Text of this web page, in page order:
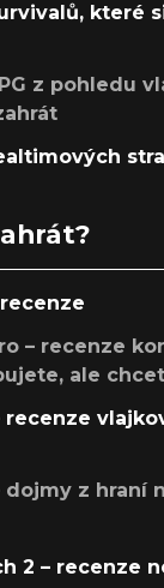
které
z pohledu
– recenze
ale
recenze
dojmy z hraní
2 – recenze